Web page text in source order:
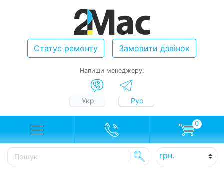
Статус ремонту Замовити дзвінок
Напиши менеджеру:
Укр Рус
0